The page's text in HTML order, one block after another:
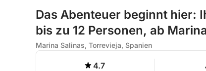
Das Abenteuer beginnt hier:
bis zu 12 Personen, ab
Marina Salinas, Torrevieja, Spanien
4.7